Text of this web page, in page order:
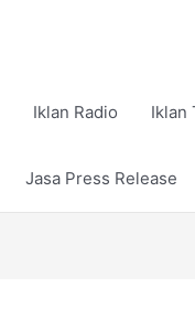
Iklan Radio Iklan
Jasa Press Release